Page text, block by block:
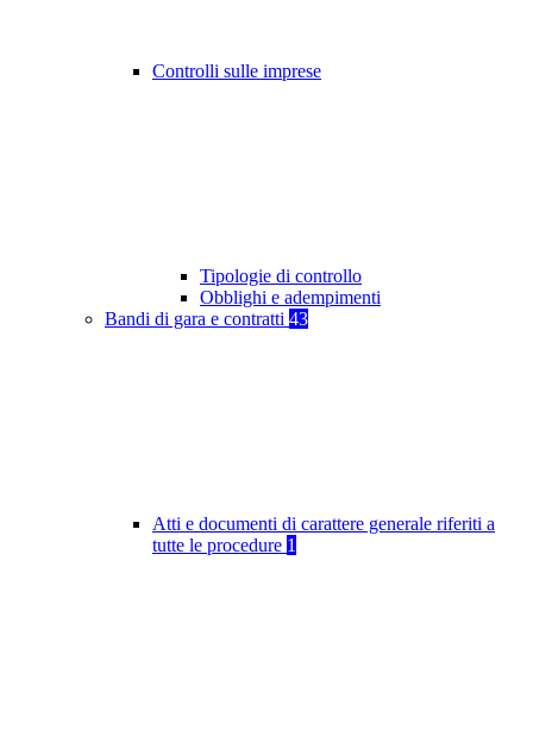
Controlli sulle imprese
Tipologie di controllo
Obblighi e adempimenti
Bandi di gara e contratti 43
Atti e documenti di carattere generale riferiti a
tutte le procedure 1